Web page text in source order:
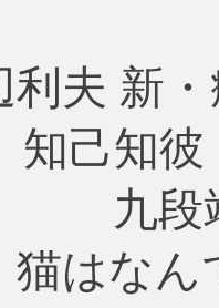
利夫 新
己知彼
九
はなん